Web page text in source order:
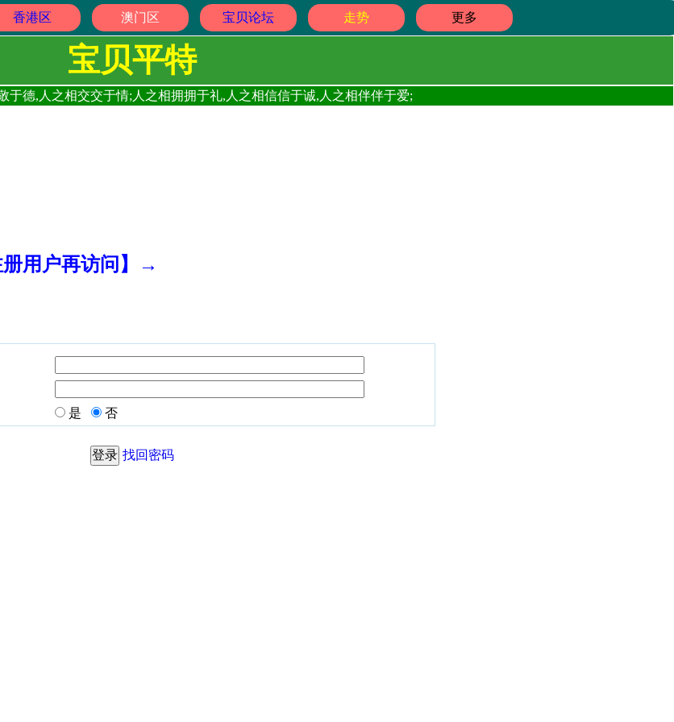
香港区 澳门区 宝贝论坛 走势 更多
宝贝平特
于德,人之相交交于情;人之相拥拥于礼,人之相信信于诚,人之相伴伴于爱;
册用户再访问】→
是 否
找回密码